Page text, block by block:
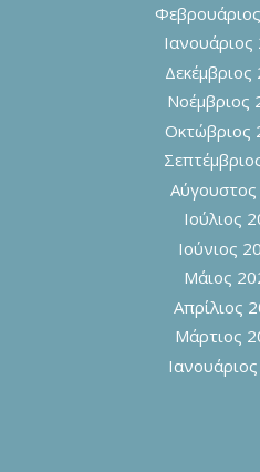
Ιανουάριος
Δεκέμβριος
Νοέμβριος
Οκτώβριος
Ιούλιος
Ιούνιος
Μάιος
Απρίλιος
Μάρτιος